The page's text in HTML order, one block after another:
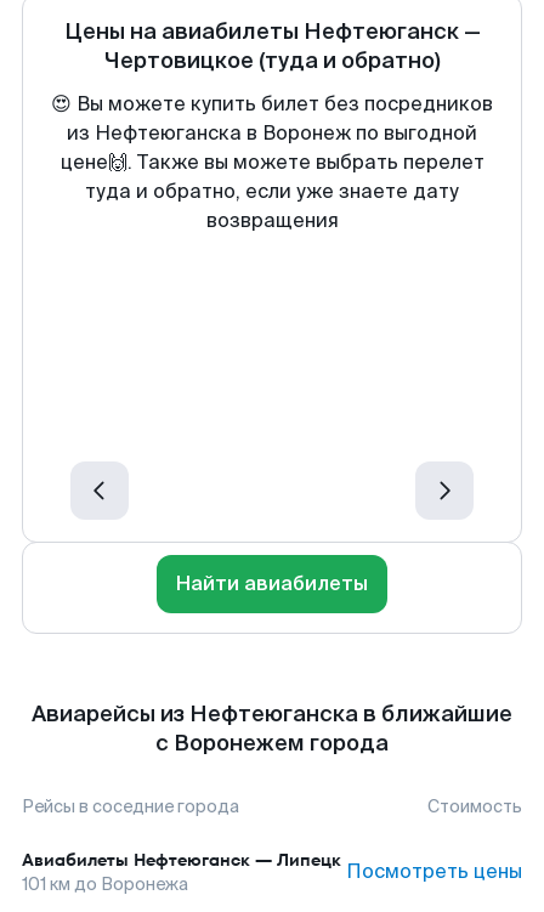
Цены на авиабилеты Нефтеюганск—
Чертовицкое (туда и обратно)
😍 Вы можете купить билет без посредников
из Нефтеюганска в Воронеж по выгодной
цене🙌. Также вы можете выбрать перелет
туда и обратно, если уже знаете дату
возвращения
Найти авиабилеты
Авиарейсы из Нефтеюганска в ближайшие
с Воронежем города
Рейсы в соседние города Стоимость
Авиабилеты Нефтеюганск — Липецк
101 км до Воронежа Посмотреть цены